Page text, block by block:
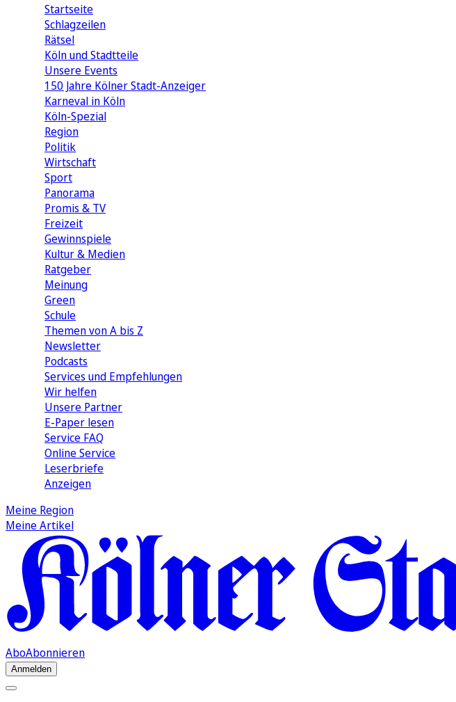
Startseite
Schlagzeilen
Rätsel
Köln und Stadtteile
Unsere Events
150 Jahre Kölner Stadt-Anzeiger
Karneval in Köln
Köln-Spezial
Region
Politik
Wirtschaft
Sport
Panorama
Promis & TV
Freizeit
Gewinnspiele
Kultur & Medien
Ratgeber
Meinung
Green
Schule
Themen von A bis Z
Newsletter
Podcasts
Services und Empfehlungen
Wir helfen
Unsere Partner
E-Paper lesen
Service FAQ
Online Service
Leserbriefe
Anzeigen
Meine Region
Meine Artikel
AboAbonnieren
Anmelden